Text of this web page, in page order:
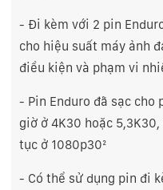
- Đi kèm với 2 pin
cho hiệu suất máy ảnh
điều kiện và phạm vi
- Pin Enduro đã sạc cho
giờ ở 4K30 hoặc
tục ở 1080p30²
- Có thể sử dụng pin đi